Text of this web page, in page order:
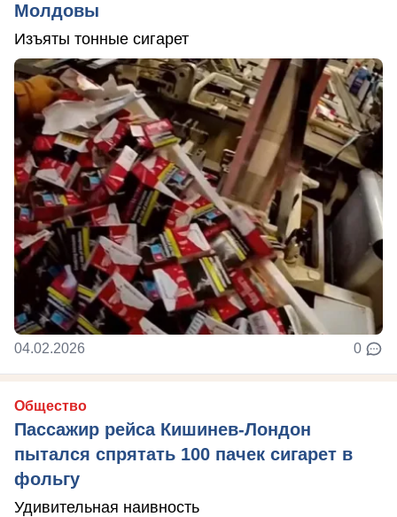
Молдовы
Изъяты тонные сигарет
04.02.2026 0
Общество
Пассажир рейса Кишинев-Лондон
пытался спрятать 100 пачек сигарет в
фольгу
Удивительная наивность